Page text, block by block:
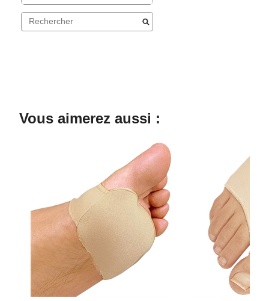
Vous aimerez aussi :